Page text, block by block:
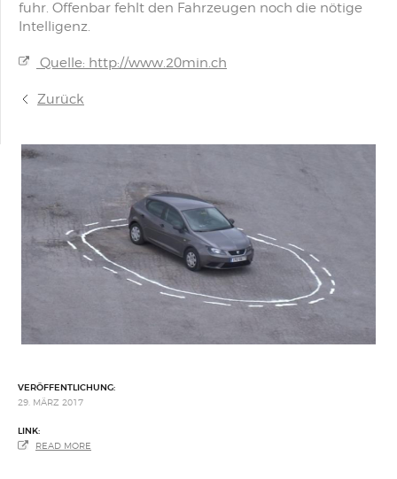
fuhr. Offenbar fehlt den Fahrzeugen noch die nötige
Intelligenz.
Quelle: http://www.20min.ch
Zurück
VERÖFFENTLICHUNG:
29. MÄRZ 2017
LINK:
READ MORE